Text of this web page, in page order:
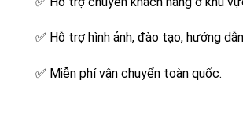
✅ Hỗ trợ hình ảnh, đào tạo, hướng
✅ Miễn phí vận chuyển toàn quốc.